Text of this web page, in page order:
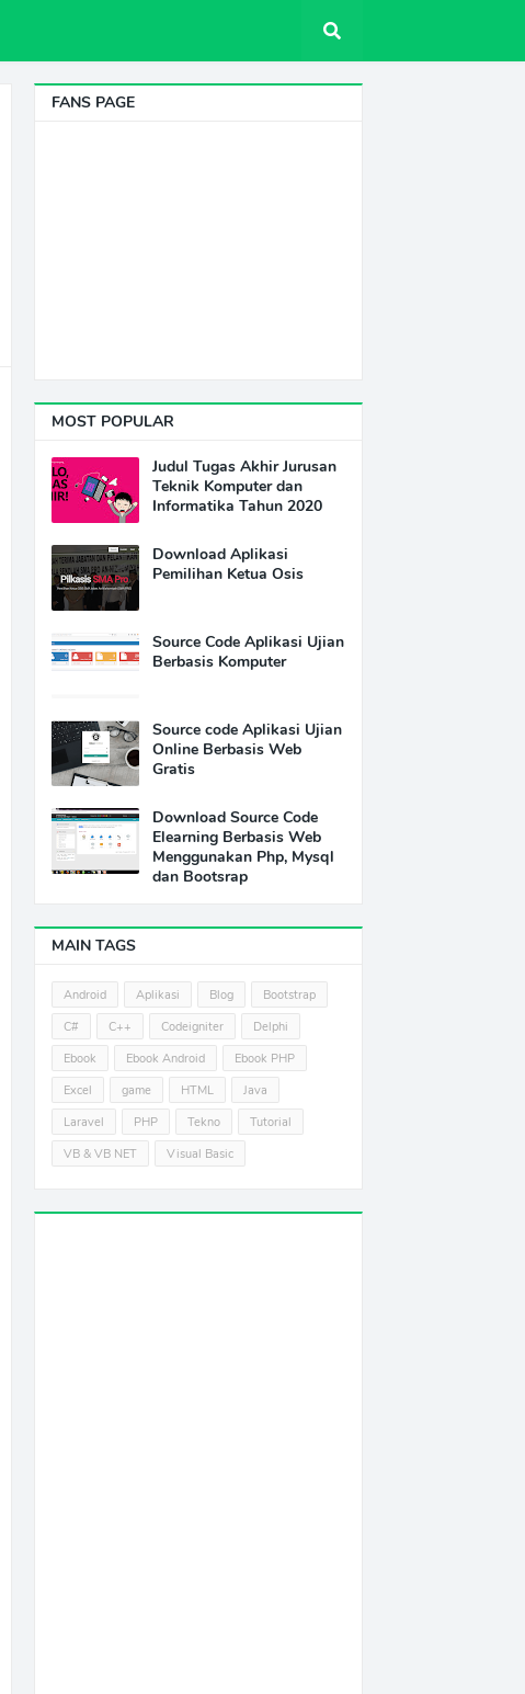
FANS PAGE
MOST POPULAR
Judul Tugas Akhir Jurusan
Teknik Komputer dan
Informatika Tahun 2020
Download Aplikasi
Pemilihan Ketua Osis
Source Code Aplikasi Ujian
Berbasis Komputer
Source code Aplikasi Ujian
Online Berbasis Web
Gratis
Download Source Code
Elearning Berbasis Web
Menggunakan Php, Mysql
dan Bootsrap
MAIN TAGS
Android Aplikasi Blog
Bootstrap
C#
C++ Codeigniter
Delphi
Ebook
Ebook Android
Ebook PHP
Excel
game HTML
Java
Laravel
PHP Tekno
Tutorial
VB & VB NET
Visual Basic